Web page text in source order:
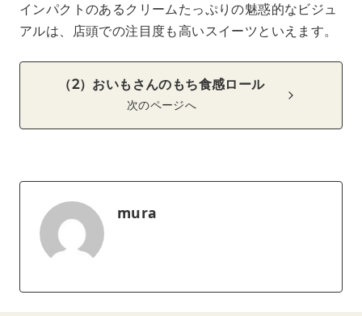
インパクトのあるクリームたっぷりの魅惑的なビジュ
アルは、店頭での注目度も高いスイーツといえます。
（2）おいもさんのもち食感ロール
次のページへ
mura